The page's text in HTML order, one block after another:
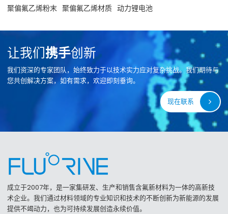
聚偏氟乙烯粉末 聚偏氟乙烯材质 动力锂电池
让我们携手创新
我们资深的专家团队，始终致力于以技术实力应对复杂挑战。我们期待与
您共创解决方案，如有需求，欢迎即刻垂询。
现在联系
成立于2007年，是一家集研发、生产和销售含氟新材料为一体的高新技
术企业。我们通过材料领域的专业知识和技术的不断创新为新能源的发展
提供不竭动力，也为可持续发展创造永续价值。